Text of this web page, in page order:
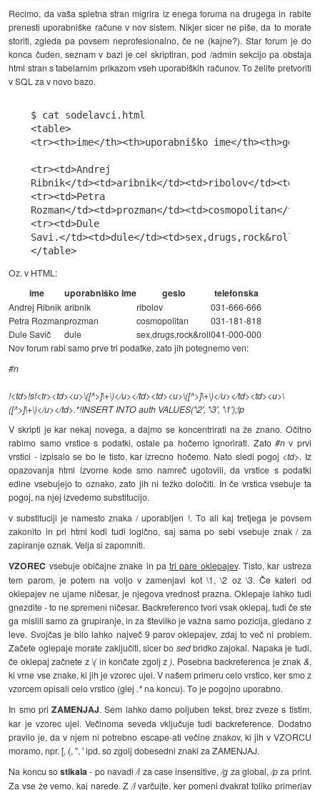
Recimo, da vaša spletna stran migrira iz enega foruma na drugega in rabite
prenesti uporabniške račune v nov sistem. Nikjer sicer ne piše, da to morate
storiti, zgleda pa povsem neprofesionalno, če ne (kajne?). Star forum je do
konca čuden, seznam v bazi je cel skriptiran, pod /admin sekcijo pa obstaja
html stran s tabelarnim prikazom vseh uporabiških računov. To želite pretvoriti
v SQL za v novo bazo.
$ cat sodelavci.html
<table>
<tr><th>ime</th><th>uporabniško ime</
<tr><td>Andrej
Ribnik</td><td>aribnik</td><td>ribolov</
<tr><td>Petra
Rozman</td><td>prozman</td><td>cosmopolitan</
<tr><td>Dule
Savi.</td><td>dule</td><td>sex,drugs,rock&roll</
Oz. v HTML:
ime uporabniško ime geslo telefonska
Andrej Ribnik aribnik ribolov
031-666-666
Petra Rozmanprozman cosmopolitan
031-181-818
Dule Savič
dule sex,drugs,rock&roll041-000-000
Nov forum rabi samo prve tri podatke, zato jih potegnemo ven:
#n
!<td>!s!<tr><td><u>\([^>]\+\)</u></td><td><u>\([^>]\+\)</u></td><td><u>\
([^>]\+\)</u></td>.*!INSERT INTO auth VALUES('\2', '\3', '\1');!p
V skripti je kar nekaj novega, a dajmo se koncentrirati na že znano. Očitno
rabimo samo vrstice s podatki, ostale pa hočemo ignorirati. Zato #nv prvi
vrstici - izpisalo se bo le tisto, kar izrecno hočemo. Nato sledi pogoj <td>. Iz
opazovanja html izvorne kode smo namreč ugotovili, da vrstice s podatki
edine vsebujejo to oznako, zato jih ni težko določiti. In če vrstica vsebuje ta
pogoj, na njej izvedemo substitucijo.
v substituciji je namesto znaka / uporabljen !. To ali kaj tretjega je povsem
zakonito in pri html kodi tudi logično, saj sama po sebi vsebuje znak / za
zapiranje oznak. Velja si zapomniti.
VZOREC vsebuje običajne znake in patri pare oklepajev. Tisto, kar ustreza
tem parom, je potem na voljo v zamenjavi kot \1, \2 oz \3. Če kateri od
oklepajev ne ujame ničesar, je njegova vrednost prazna. Oklepaje lahko tudi
gnezdite - to ne spremeni ničesar. Backreferenco tvori vsak oklepaj, tudi če ste
ga mislili samo za grupiranje, in za številko je važna samo pozicija, gledano z
leve. Svojčas je bilo lahko največ 9 parov oklepajev, zdaj to več ni problem.
Začete oglepaje morate zaključiti, sicer bo sedbridko zajokal. Napaka je tudi,
če oklepaj začnete z \(in končate zgolj z ). Posebna backreferenca je znak &,
ki vrne vse znake, ki jih je vzorec ujel. V našem primeru celo vrstico, ker smo z
vzorcem opisali celo vrstico (glej .*na koncu). To je pogojno uporabno.
In smo priZAMENJAJ. Sem lahko damo poljuben tekst, brez zveze s tistim,
kar je vzorec ujel. Večinoma seveda vključuje tudi backreference. Dodatno
pravilo je, da v njem ni potrebno escape-ati večine znakov, ki jih v VZORCU
moramo, npr. [, (, ", ' ipd. so zgolj dobesedni znaki za ZAMENJAJ.
Na koncu sostikala- po navadi/i za case insensitive,/g za global,/pza print.
Za vse že vemo, kaj narede. Z /ivarčujte, ker pomeni dvakrat toliko primerjav